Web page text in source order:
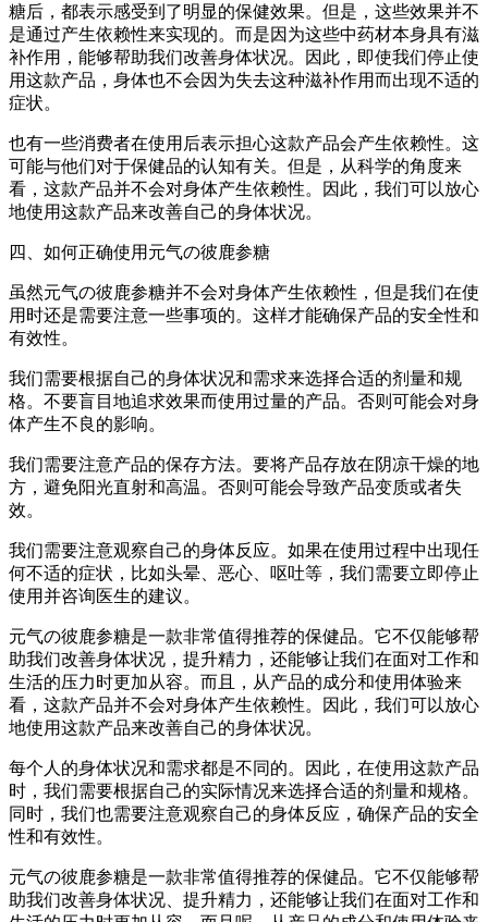
糖后，都表示感受到了明显的保健效果。但是，这些效果并不
是通过产生依赖性来实现的。而是因为这些中药材本身具有滋
补作用，能够帮助我们改善身体状况。因此，即使我们停止使
用这款产品，身体也不会因为失去这种滋补作用而出现不适的
症状。
也有一些消费者在使用后表示担心这款产品会产生依赖性。这
可能与他们对于保健品的认知有关。但是，从科学的角度来
看，这款产品并不会对身体产生依赖性。因此，我们可以放心
地使用这款产品来改善自己的身体状况。
四、如何正确使用元气の彼鹿参糖
虽然元气の彼鹿参糖并不会对身体产生依赖性，但是我们在使
用时还是需要注意一些事项的。这样才能确保产品的安全性和
有效性。
我们需要根据自己的身体状况和需求来选择合适的剂量和规
格。不要盲目地追求效果而使用过量的产品。否则可能会对身
体产生不良的影响。
我们需要注意产品的保存方法。要将产品存放在阴凉干燥的地
方，避免阳光直射和高温。否则可能会导致产品变质或者失
效。
我们需要注意观察自己的身体反应。如果在使用过程中出现任
何不适的症状，比如头晕、恶心、呕吐等，我们需要立即停止
使用并咨询医生的建议。
元气の彼鹿参糖是一款非常值得推荐的保健品。它不仅能够帮
助我们改善身体状况，提升精力，还能够让我们在面对工作和
生活的压力时更加从容。而且，从产品的成分和使用体验来
看，这款产品并不会对身体产生依赖性。因此，我们可以放心
地使用这款产品来改善自己的身体状况。
每个人的身体状况和需求都是不同的。因此，在使用这款产品
时，我们需要根据自己的实际情况来选择合适的剂量和规格。
同时，我们也需要注意观察自己的身体反应，确保产品的安全
性和有效性。
元气の彼鹿参糖是一款非常值得推荐的保健品。它不仅能够帮
助我们改善身体状况、提升精力，还能够让我们在面对工作和